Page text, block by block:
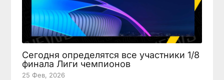
Сегодня определятся все участники 1/8
финала Лиги чемпионов
25 Фев, 2026